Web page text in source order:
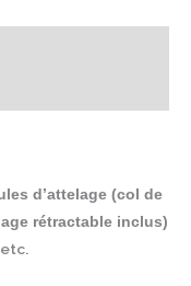
d’attelage (col de
rétractable inclus)